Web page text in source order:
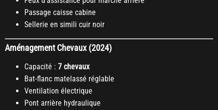
Passage caisse cabine
Sellerie en simili cuir noir
Aménagement Chevaux (2024)
Capacité : 7 chevaux
Bat-flanc matelassé réglable
Ventilation électrique
Pont arrière hydraulique